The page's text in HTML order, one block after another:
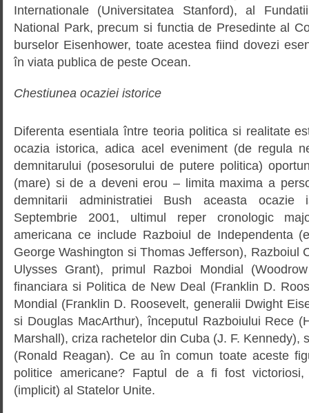
Internationale (Universitatea Stanford), al
National Park, precum si functia de Presedinte al
burselor Eisenhower, toate acestea fiind dovezi
în viata publica de peste Ocean.
Chestiunea ocaziei istorice
Diferenta esentiala între teoria politica si realitate
ocazia istorica, adica acel eveniment (de regula
demnitarului (posesorului de putere politica)
(mare) si de a deveni erou – limita maxima a
demnitarii administratiei Bush aceasta
Septembrie 2001, ultimul reper cronologic
americana ce include Razboiul de Independenta
George Washington si Thomas Jefferson), Razboiul
Ulysses Grant), primul Razboi Mondial
financiara si Politica de New Deal (Franklin D.
Mondial (Franklin D. Roosevelt, generalii Dwight
si Douglas MacArthur), începutul Razboiului Rece
Marshall), criza rachetelor din Cuba (J. F. Kennedy),
(Ronald Reagan). Ce au în comun toate aceste
politice americane? Faptul de a fi fost
(implicit) al Statelor Unite.